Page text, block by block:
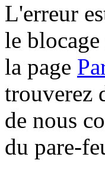
L'erreur
le
la page
trouverez
de nous
du pare-